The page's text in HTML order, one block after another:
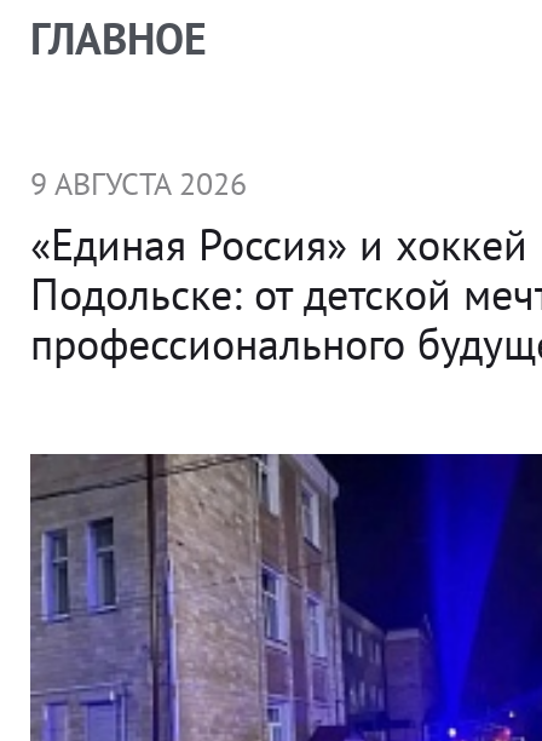
ГЛАВНОЕ
9 АВГУСТА 2026
«Единая Россия» и хоккей
Подольске: от детской
профессионального